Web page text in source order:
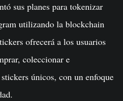
sus planes para tokenizar
utilizando la blockchain
ofrecerá a los usuarios
coleccionar e
únicos, con un enfoque